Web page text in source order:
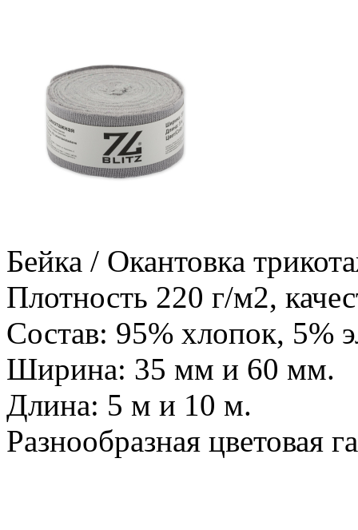
Бейка / Окантовка
Плотность 220 г/м2,
Состав: 95% хлопок, 5%
Ширина: 35 мм и 60 мм.
Длина: 5 м и 10 м.
Разнообразная цветовая